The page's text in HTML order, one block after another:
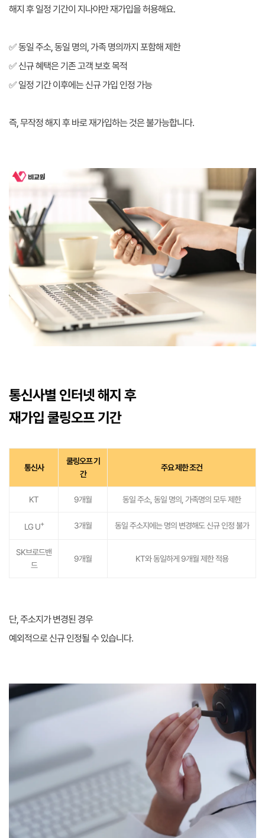
해지 후 일정 기간이 지나야만 재가입을 허용해요.
✅ 동일 주소, 동일 명의, 가족 명의까지 포함해 제한
✅ 신규 혜택은 기존 고객 보호 목적
✅ 일정 기간 이후에는 신규 가입 인정 가능
즉, 무작정 해지 후 바로 재가입하는 것은 불가능합니다.
통신사별 인터넷 해지 후
재가입 쿨링오프 기간
통신사
쿨링오프 기
간
주요 제한 조건
KT 9개월 동일 주소, 동일 명의, 가족명의 모두 제한
LG U+ 3개월 동일 주소지에는 명의 변경해도 신규 인정 불가
SK브로드밴
드
9개월 KT와 동일하게 9개월 제한 적용
단, 주소지가 변경된 경우
예외적으로 신규 인정될 수 있습니다.